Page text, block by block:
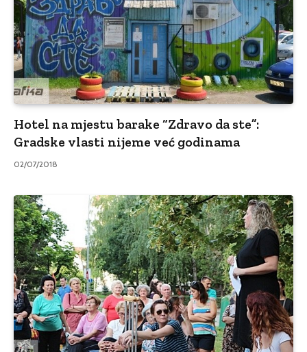
Hotel na mjestu barake “Zdravo da ste”:
Gradske vlasti nijeme već godinama
02/07/2018